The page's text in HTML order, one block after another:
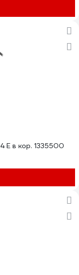
E в кор. 1335500